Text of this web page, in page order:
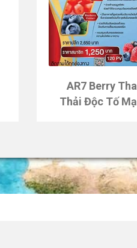
AR7 Berry
Thải Độc Tố